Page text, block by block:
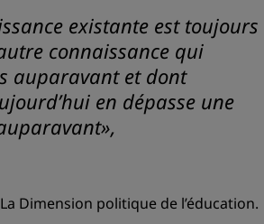
existante est toujours
connaissance qui
auparavant et dont
en dépasse une
Dimension politique de l’éducation.